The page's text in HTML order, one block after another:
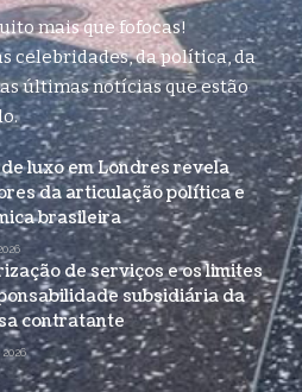
mais que fofocas!
celebridades, da política, da
últimas notícias que estão
luxo em Londres revela
da articulação política e
brasileira
de serviços e os limites
subsidiária da
contratante